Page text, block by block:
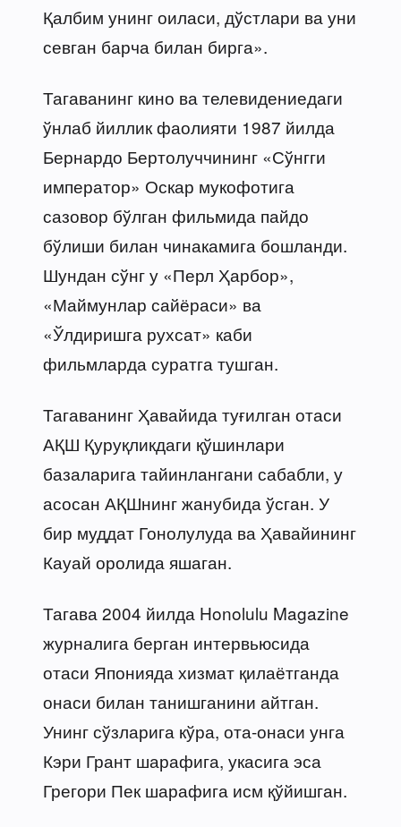
Қалбим унинг оиласи, дўстлари ва уни
севган барча билан бирга».
Тагаванинг кино ва телевидениедаги
ўнлаб йиллик фаолияти 1987 йилда
Бернардо Бертолуччининг «Сўнгги
император» Оскар мукофотига
сазовор бўлган фильмида пайдо
бўлиши билан чинакамига бошланди.
Шундан сўнг у «Перл Ҳарбор»,
«Маймунлар сайёраси» ва
«Ўлдиришга рухсат» каби
фильмларда суратга тушган.
Тагаванинг Ҳавайида туғилган отаси
АҚШ Қуруқликдаги қўшинлари
базаларига тайинлангани сабабли, у
асосан АҚШнинг жанубида ўсган. У
бир муддат Гонолулуда ва Ҳавайининг
Кауай оролида яшаган.
Тагава 2004 йилда Honolulu Magazine
журналига берган интервьюсида
отаси Японияда хизмат қилаётганда
онаси билан танишганини айтган.
Унинг сўзларига кўра, ота-онаси унга
Кэри Грант шарафига, укасига эса
Грегори Пек шарафига исм қўйишган.